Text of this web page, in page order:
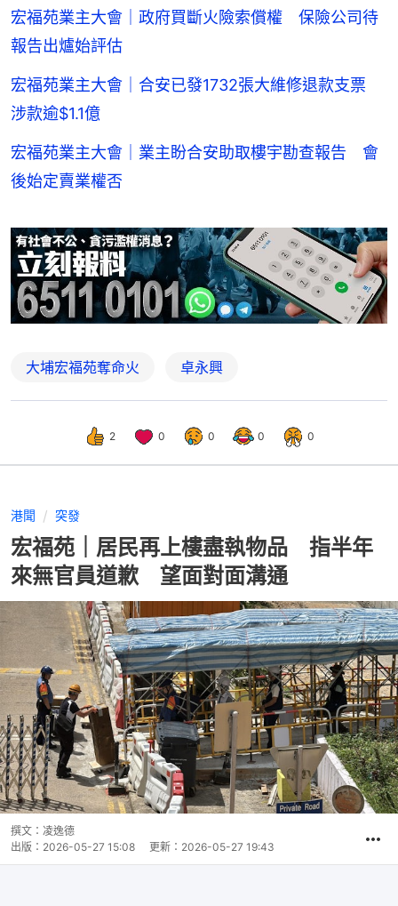
宏福苑業主大會｜政府買斷火險索償權 保險公司待
報告出爐始評估
宏福苑業主大會｜合安已發1732張大維修退款支票
涉款逾$1.1億
宏福苑業主大會｜業主盼合安助取樓宇勘查報告 會
後始定賣業權否
大埔宏福苑奪命火 卓永興
2 0 0 0 0
港聞 突發
宏福苑｜居民再上樓盡執物品 指半年
來無官員道歉 望面對面溝通
撰文： 凌逸德
出版： 2026-05-27 15:08 更新： 2026-05-27 19:43